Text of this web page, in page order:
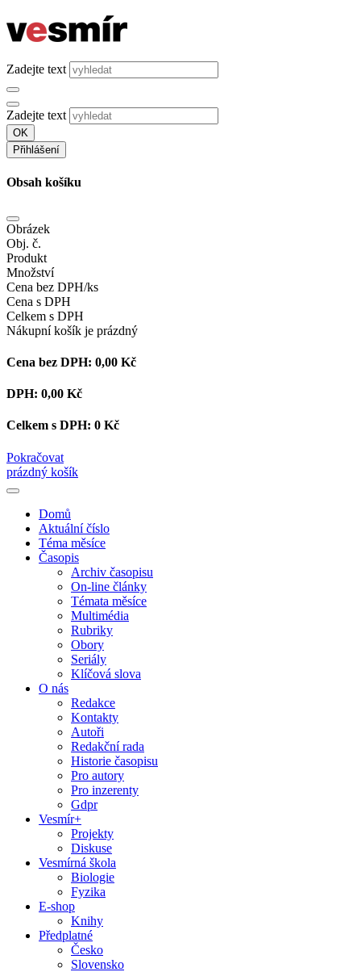
Zadejte text
Zadejte text
OK
Přihlášení
Obsah košíku
Obrázek
Obj. č.
Produkt
Množství
Cena bez DPH/ks
Cena s DPH
Celkem s DPH
Nákupní košík je prázdný
Cena bez DPH: 0,00 Kč
DPH: 0,00 Kč
Celkem s DPH: 0 Kč
Pokračovat
prázdný košík
Domů
Aktuální číslo
Téma měsíce
Časopis
Archiv časopisu
On-line články
Témata měsíce
Multimédia
Rubriky
Obory
Seriály
Klíčová slova
O nás
Redakce
Kontakty
Autoři
Redakční rada
Historie časopisu
Pro autory
Pro inzerenty
Gdpr
Vesmír+
Projekty
Diskuse
Vesmírná škola
Biologie
Fyzika
E-shop
Knihy
Předplatné
Česko
Slovensko